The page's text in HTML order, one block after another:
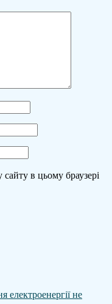
в цьому браузері
електроенергії не